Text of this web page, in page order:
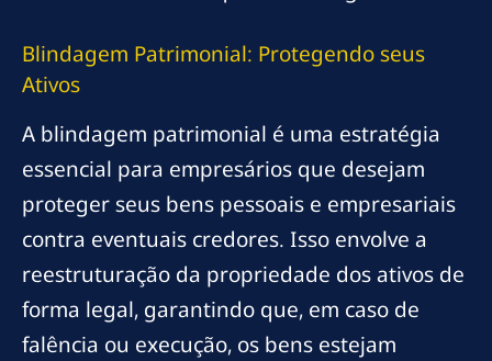
Blindagem Patrimonial: Protegendo seus
Ativos
A blindagem patrimonial é uma estratégia
essencial para empresários que desejam
proteger seus bens pessoais e empresariais
contra eventuais credores. Isso envolve a
reestruturação da propriedade dos ativos de
forma legal, garantindo que, em caso de
falência ou execução, os bens estejam